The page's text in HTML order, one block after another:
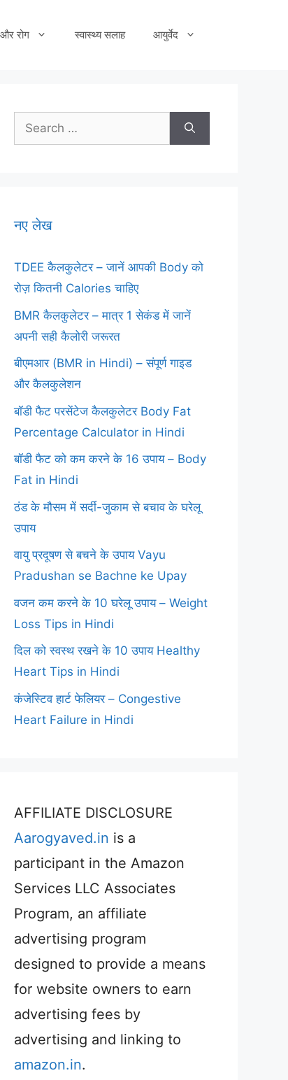
रोग स्वास्थ्य सलाह आयुर्वेद
Search
for:
नए लेख
TDEE कैलकुलेटर – जानें आपकी Body को
रोज़ कितनी Calories चाहिए
BMR कैलकुलेटर – मात्र 1 सेकंड में जानें
अपनी सही कैलोरी जरूरत
बीएमआर (BMR in Hindi) – संपूर्ण गाइड
और कैलकुलेशन
बॉडी फैट परसेंटेज कैलकुलेटर Body Fat
Percentage Calculator in Hindi
बॉडी फैट को कम करने के 16 उपाय – Body
Fat in Hindi
ठंड के मौसम में सर्दी-जुकाम से बचाव के घरेलू
उपाय
वायु प्रदूषण से बचने के उपाय Vayu
Pradushan se Bachne ke Upay
वजन कम करने के 10 घरेलू उपाय – Weight
Loss Tips in Hindi
दिल को स्वस्थ रखने के 10 उपाय Healthy
Heart Tips in Hindi
कंजेस्टिव हार्ट फेलियर – Congestive
Heart Failure in Hindi
AFFILIATE DISCLOSURE
Aarogyaved.in is a
participant in the Amazon
Services LLC Associates
Program, an affiliate
advertising program
designed to provide a means
for website owners to earn
advertising fees by
advertising and linking to
amazon.in.